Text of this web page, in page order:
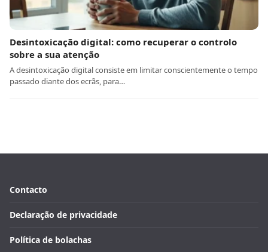
Desintoxicação digital: como recuperar o controlo
sobre a sua atenção
A desintoxicação digital consiste em limitar conscientemente o tempo
passado diante dos ecrãs, para…
Contacto
Declaração de privacidade
Política de bolachas